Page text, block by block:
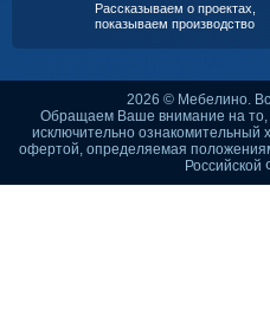
Рассказываем о проектах,
показываем производство
2026 © Мебелино.
Обращаем Ваше внимание на то,
исключительно ознакомительный
офертой, определяемая